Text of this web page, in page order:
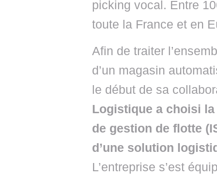
picking vocal. Entre
toute la France et en
Afin de traiter
d’un magasin
le début de sa
Logistique a choisi
de gestion de flotte
d’une solution
L’entreprise s’est